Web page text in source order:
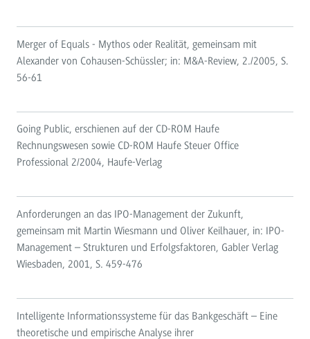
Merger of Equals - Mythos oder Realität, gemeinsam mit
Alexander von Cohausen-Schüssler; in: M&A-Review, 2./2005, S.
56-61
Going Public, erschienen auf der CD-ROM Haufe
Rechnungswesen sowie CD-ROM Haufe Steuer Office
Professional 2/2004, Haufe-Verlag
Anforderungen an das IPO-Management der Zukunft,
gemeinsam mit Martin Wiesmann und Oliver Keilhauer, in: IPO-
Management – Strukturen und Erfolgsfaktoren, Gabler Verlag
Wiesbaden, 2001, S. 459-476
Intelligente Informationssysteme für das Bankgeschäft – Eine
theoretische und empirische Analyse ihrer